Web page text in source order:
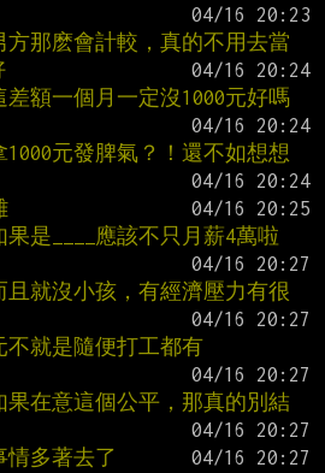
那麽會計較，真的不用去當
額一個月一定沒1000元好嗎
元發脾氣？！還不如想想
是____應該不只月薪4萬啦
就沒小孩，有經濟壓力有很
就是隨便打工都有
在意這個公平，那真的別結
多著去了